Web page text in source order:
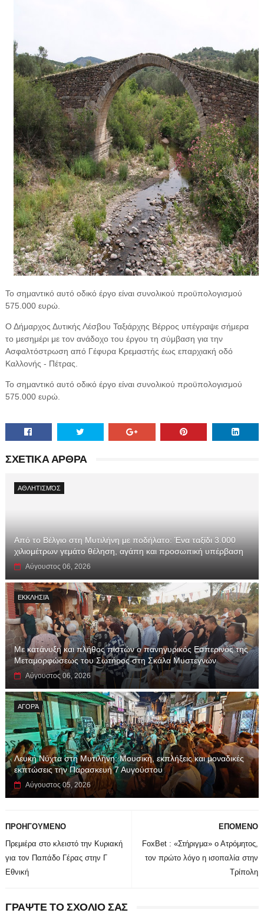
Το σημαντικό αυτό οδικό έργο είναι συνολικού προϋπολογισμού
575.000 ευρώ.
Ο Δήμαρχος Δυτικής Λέσβου Ταξιάρχης Βέρρος υπέγραψε σήμερα
το μεσημέρι με τον ανάδοχο του έργου τη σύμβαση για την
Ασφαλτόστρωση από Γέφυρα Κρεμαστής έως επαρχιακή οδό
Καλλονής - Πέτρας.
Το σημαντικό αυτό οδικό έργο είναι συνολικού προϋπολογισμού
575.000 ευρώ.
ΣΧΕΤΙΚΑ ΑΡΘΡΑ
ΑΘΛΗΤΙΣΜΌΣ
Από το Βέλγιο στη Μυτιλήνη με ποδήλατο: Ένα ταξίδι 3.000
χιλιομέτρων γεμάτο θέληση, αγάπη και προσωπική υπέρβαση
Αύγουστος 06, 2026
ΕΚΚΛΗΣΙΆ
Με κατάνυξη και πλήθος πιστών ο πανηγυρικός Εσπερινός της
Μεταμορφώσεως του Σωτήρος στη Σκάλα Μυστεγνών
Αύγουστος 06, 2026
ΑΓΟΡΆ
Λευκή Νύχτα στη Μυτιλήνη: Μουσική, εκπλήξεις και μοναδικές
εκπτώσεις την Παρασκευή 7 Αυγούστου
Αύγουστος 05, 2026
ΕΠΟΜΕΝΟ
FoxBet : «Στήριγμα» ο Ατρόμητος,
τον πρώτο λόγο η ισοπαλία στην
Τρίπολη
ΠΡΟΗΓΟΥΜΕΝΟ
Πρεμιέρα στο κλειστό την Κυριακή
για τον Παπάδο Γέρας στην Γ
Εθνική
ΓΡΑΨΤΕ ΤΟ ΣΧΟΛΙΟ ΣΑΣ